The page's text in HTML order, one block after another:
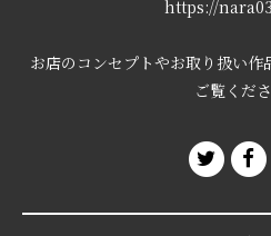
https://
お店のコンセプトやお取り扱い
ご覧くださ